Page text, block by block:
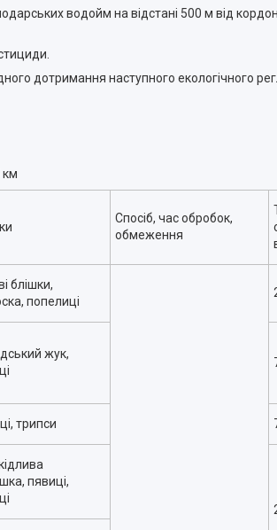
водойм на відстані 500 м від
дотримання наступного екологічного
км
Спосіб, час обробок,
обмеження
блішки,
попелиці
жук,
трипси
пявиці,